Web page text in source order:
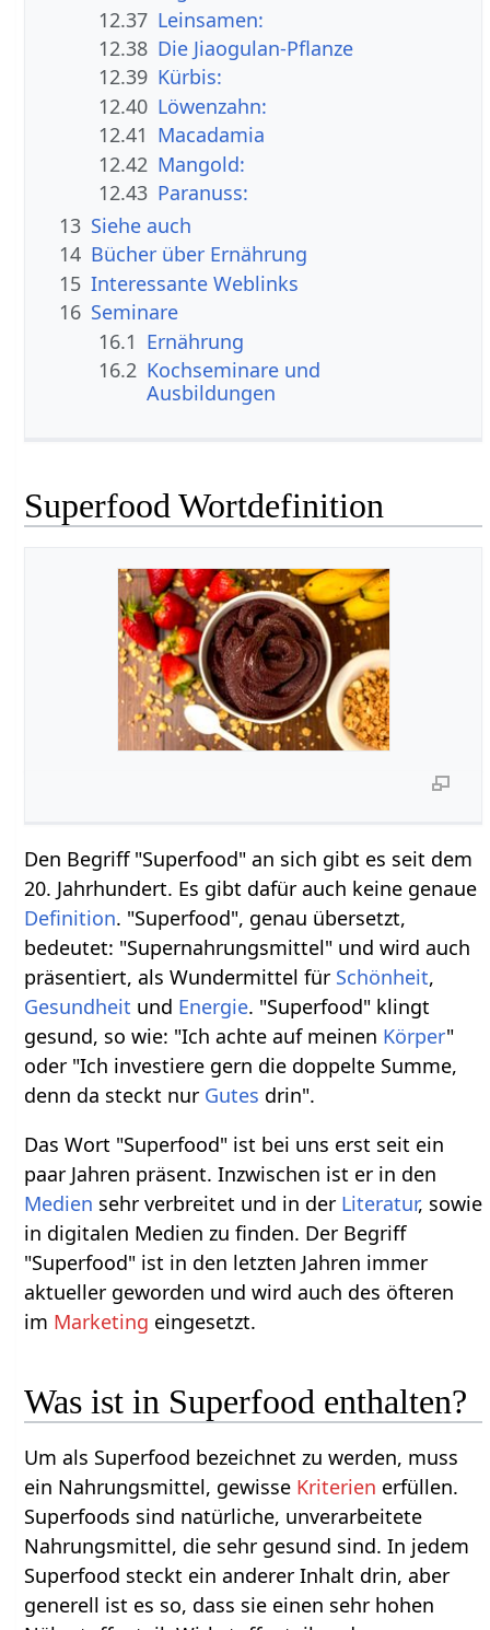
12.37 Leinsamen:
12.38 Die Jiaogulan-Pflanze
12.39 Kürbis:
12.40 Löwenzahn:
12.41 Macadamia
12.42 Mangold:
12.43 Paranuss:
13 Siehe auch
14 Bücher über Ernährung
15 Interessante Weblinks
16 Seminare
16.1 Ernährung
16.2 Kochseminare und
Ausbildungen
Superfood Wortdefinition
Den Begriff "Superfood" an sich gibt es seit dem
20. Jahrhundert. Es gibt dafür auch keine genaue
Definition. "Superfood", genau übersetzt,
bedeutet: "Supernahrungsmittel" und wird auch
präsentiert, als Wundermittel für Schönheit,
Gesundheit und Energie. "Superfood" klingt
gesund, so wie: "Ich achte auf meinen Körper"
oder "Ich investiere gern die doppelte Summe,
denn da steckt nur Gutes drin".
Das Wort "Superfood" ist bei uns erst seit ein
paar Jahren präsent. Inzwischen ist er in den
Medien sehr verbreitet und in der Literatur, sowie
in digitalen Medien zu finden. Der Begriff
"Superfood" ist in den letzten Jahren immer
aktueller geworden und wird auch des öfteren
im Marketing eingesetzt.
Was ist in Superfood enthalten?
Um als Superfood bezeichnet zu werden, muss
ein Nahrungsmittel, gewisse Kriterien erfüllen.
Superfoods sind natürliche, unverarbeitete
Nahrungsmittel, die sehr gesund sind. In jedem
Superfood steckt ein anderer Inhalt drin, aber
generell ist es so, dass sie einen sehr hohen